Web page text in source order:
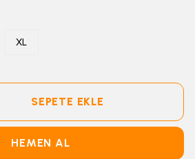
XL
SEPETE EKLE
HEMEN AL